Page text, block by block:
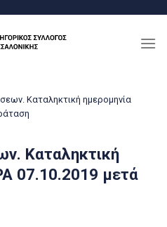
Καταληκτική ημερομηνία
Καταληκτική
07.10.2019 μετά